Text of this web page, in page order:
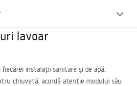
lavoar
instalații sanitare și de apă.
chiuvetă, acordă atenție modului său